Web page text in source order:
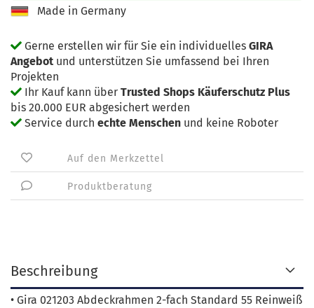
Made in Germany
Gerne erstellen wir für Sie ein individuelles GIRA
Angebot und unterstützen Sie umfassend bei Ihren
Projekten
Ihr Kauf kann über Trusted Shops Käuferschutz Plus
bis 20.000 EUR abgesichert werden
Service durch echte Menschen und keine Roboter
Auf den Merkzettel
Produktberatung
Beschreibung
• Gira 021203 Abdeckrahmen 2-fach Standard 55 Reinweiß